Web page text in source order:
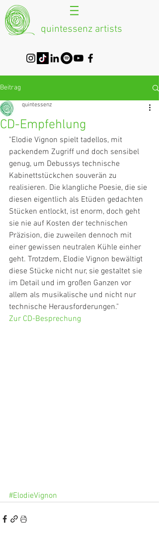
quintessenz artists
Beitrag
CD-Empfehlung
quintessenz
"Elodie Vignon spielt tadellos, mit
packendem Zugriff und doch sensibel
genug, um Debussys technische
Kabinettstückchen souverän zu
realisieren. Die klangliche Poesie, die sie
diesen eigentlich als Etüden gedachten
Stücken entlockt, ist enorm, doch geht
sie nie auf Kosten der technischen
Präzision, die zuweilen dennoch mit
einer gewissen neutralen Kühle einher
geht. Trotzdem, Elodie Vignon bewältigt
diese Stücke nicht nur, sie gestaltet sie
im Detail und im großen Ganzen vor
allem als musikalische und nicht nur
technische Herausforderungen."
Zur CD-Besprechung
#ElodieVignon